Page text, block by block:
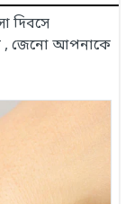
দিবসে
, জেনো আপনাকে